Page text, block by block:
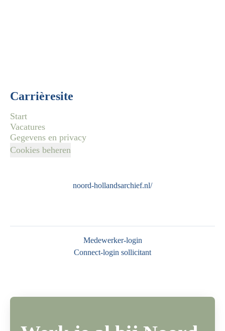
Carrièresite
Start
Vacatures
Gegevens en privacy
Cookies beheren
noord-hollandsarchief.nl/
Medewerker-login
Connect-login sollicitant